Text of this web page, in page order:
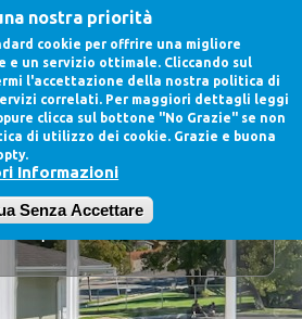
nostra priorità
cookie per offrire una migliore
e un servizio ottimale. Cliccando sul
l'accettazione della nostra politica di
correlati. Per maggiori dettagli leggi
clicca sul bottone "No Grazie" se non
di utilizzo dei cookie. Grazie e buona
Informazioni
Senza Accettare
tua nuova casa
proposte che abbiamo selezionato